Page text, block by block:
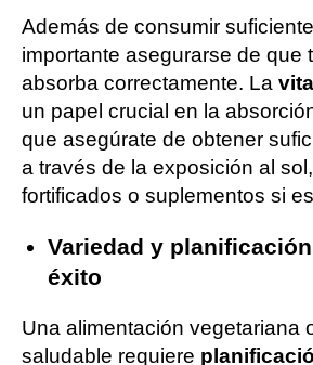
Además de consumir
importante asegurarse de que
absorba correctamente. La
un papel crucial en la
que asegúrate de obtener
a través de la exposición al
fortificados o suplementos si
Variedad y
éxito
Una alimentación vegetariana
saludable requiere